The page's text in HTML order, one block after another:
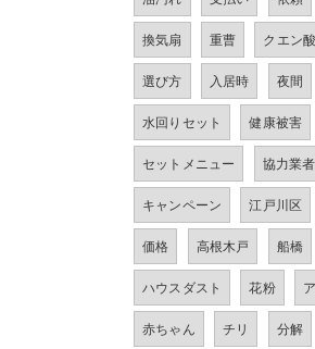
換気扇 重曹 クエン酸
選び方 入居時 夜間
水回りセット 健康被害
セットメニュー 協力業
キャンペーン 江戸川区
価格 高根木戸 船橋
ハウスダスト 花粉
赤ちゃん チリ 分解